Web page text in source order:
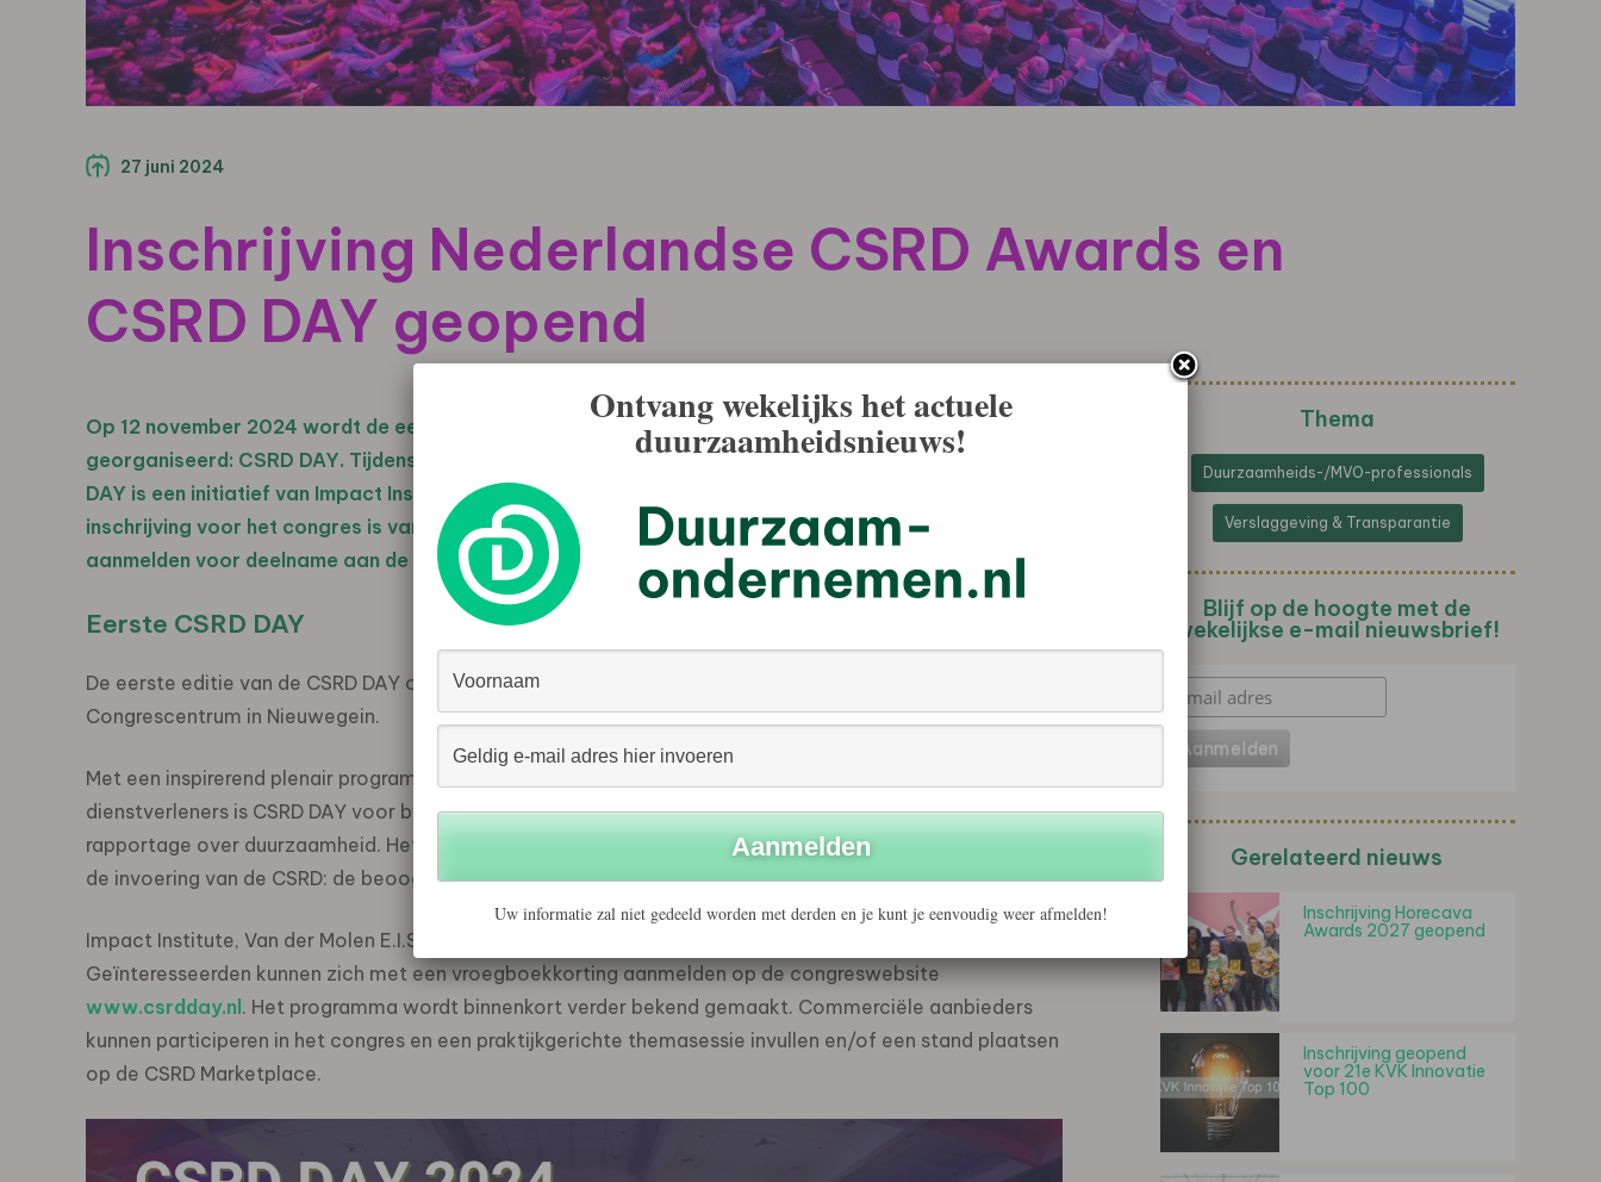
27 juni 2024
Inschrijving Nederlandse CSRD Awards en
CSRD DAY geopend
Op 12 november 2024 wordt de eerste editie van een nieuw jaarlijks duurzaamheidscongres
georganiseerd: CSRD DAY. Tijdens CSRD DAY worden de Nederlandse CSRD Awards uitgereikt. CSRD
DAY is een initiatief van Impact Institute, Van der Molen E.I.S. en SWP (fardau platforms). De
inschrijving voor het congres is vandaag geopend en tevens kunnen bedrijven zich vanaf heden
aanmelden voor deelname aan de CSRD Awards.
Eerste CSRD DAY
De eerste editie van de CSRD DAY op 12 november 2024 vindt plaats in het geheel vernieuwde NBC
Congrescentrum in Nieuwegein.
Met een inspirerend plenair programma, praktische breakoutsessies en een markt met zakelijke
dienstverleners is CSRD DAY voor bedrijven, stakeholders en dienstverleners hét jaarlijkse event rond
rapportage over duurzaamheid. Het programma is opgebouwd rond de achterliggende beweegreden van
de invoering van de CSRD: de beoogde transformatie naar een duurzame economie.
Impact Institute, Van der Molen E.I.S. en fardau platforms organiseren dit jaarlijkse congres.
Geïnteresseerden kunnen zich met een vroegboekkorting aanmelden op de congreswebsite
www.csrdday.nl . Het programma wordt binnenkort verder bekend gemaakt. Commerciële aanbieders
kunnen participeren in het congres en een praktijkgerichte themasessie invullen en/of een stand plaatsen
op de CSRD Marketplace.
Thema
Duurzaamheids-/MVO-professionals
Verslaggeving & Transparantie
Blijf op de hoogte met de
wekelijkse e-mail nieuwsbrief!
Gerelateerd nieuws
Inschrijving Horecava
Awards 2027 geopend
Inschrijving geopend
voor 21e KVK Innovatie
Top 100
Ontvang wekelijks het actuele
duurzaamheidsnieuws!
Uw informatie zal niet gedeeld worden met derden en je kunt je eenvoudig weer afmelden!